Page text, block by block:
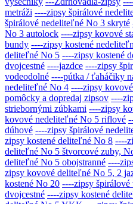
metráži ----zipsy špirálové
špirálové nedeliteľné No 3 skryté
No 3 autolock ----zipsy kovové
bundy ----zipsy kostené
deliteľné No 5 ----zipsy kostené
dvojcestné ----jazdce ----zipsy
vodeodolné ----pútka / ťaháčiky
nedeliteľné No 4 ----zipsy
pomôcky a dopredaj zipsov ----
striebornými zúbkami ----zipsy
kovové nedeliteľné No 5 riflové
dúhové ----zipsy špirálové
zipsy kostené deliteľné No 8 ----
deliteľné No 5 štvorcové zuby,
deliteľné No 5 obojstranné ----
zipsy kovové deliteľné No 5, 2
kostené No 20 ----zipsy špirálové
dvojcestné ----zipsy kostené